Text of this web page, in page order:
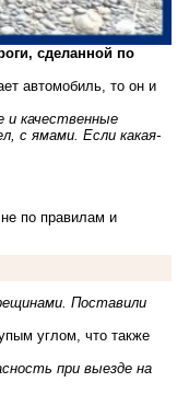
сделанной по
автомобиль, то он и
и качественные
с ямами. Если какая-
по правилам и
Поставили
углом, что также
при выезде на